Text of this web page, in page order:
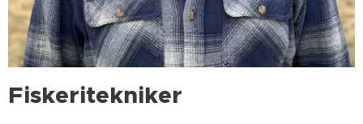
Fiskeritekniker